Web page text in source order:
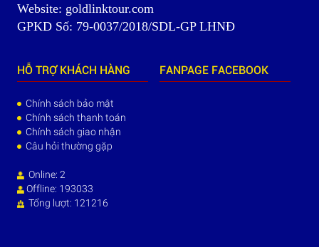
Website: goldlinktour.com
GPKD Số: 79-0037/2018/SDL-GP LHNĐ
HỖ TRỢ KHÁCH HÀNG
Chính sách bảo mật
Chính sách thanh toán
Chính sách giao nhận
Câu hỏi thường gặp
Online: 2
Offline: 193033
Tổng lượt: 121216
FANPAGE FACEBOOK